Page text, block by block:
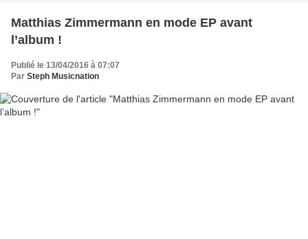
Matthias Zimmermann en mode EP avant
l’album !
Publié le 13/04/2016 à 07:07
Par Steph Musicnation